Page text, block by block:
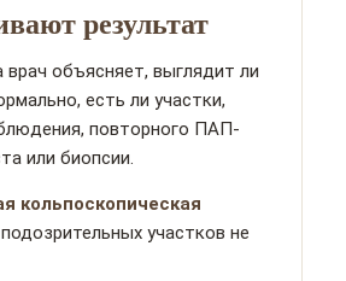
результат
объясняет, выглядит ли
есть ли участки,
повторного ПАП-
или биопсии.
кольпоскопическая
участков не